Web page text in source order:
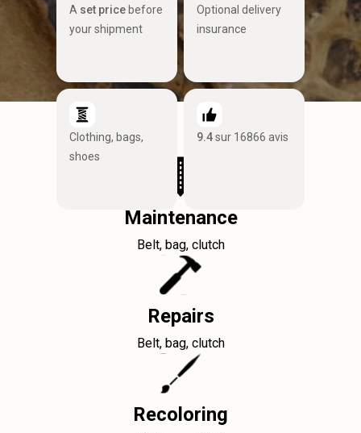
A set price before
your shipment
Optional delivery
insurance
Clothing, bags,
shoes
9.4sur 16866 avis
Maintenance
Belt, bag, clutch
Repairs
Belt, bag, clutch
Recoloring